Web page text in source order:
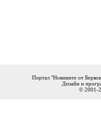
Портал "Новините от
Дизайн и
© 2001-